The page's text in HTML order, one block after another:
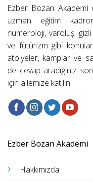
Ezber Bozan Akademi
uzman eğitim
numeroloji, varoluş,
ve fütürizm gibi
atölyeler, kamplar ve
de cevap aradığınız
için ailemize katılın.
Ezber Bozan Akademi
Hakkımızda